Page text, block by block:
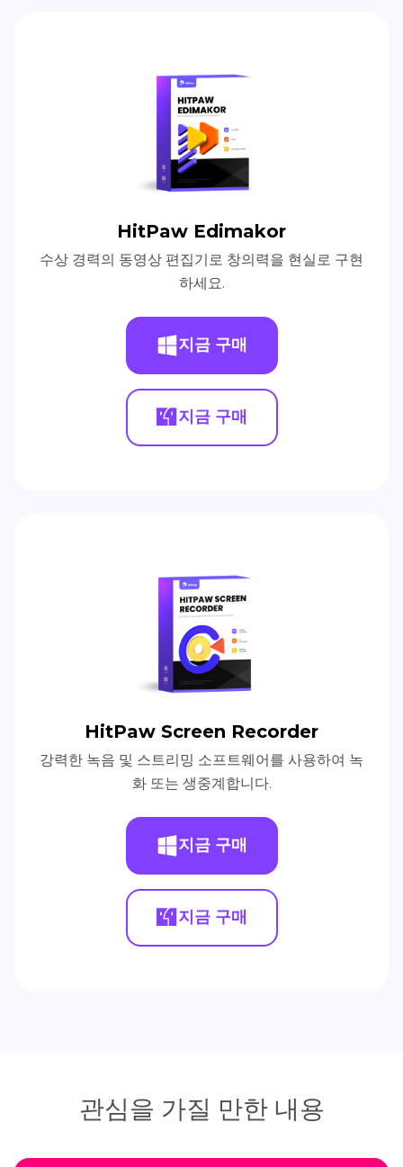
HitPaw Edimakor
수상 경력의 동영상 편집기로 창의력을 현실로 구현
하세요.
지금 구매
지금 구매
HitPaw Screen Recorder
강력한 녹음 및 스트리밍 소프트웨어를 사용하여 녹
화 또는 생중계합니다.
지금 구매
지금 구매
관심을 가질 만한 내용